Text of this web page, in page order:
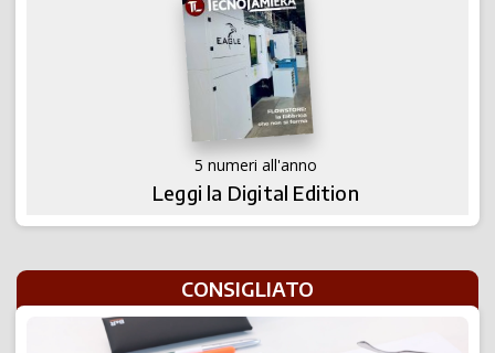
5 numeri all'anno
Leggi la Digital Edition
CONSIGLIATO